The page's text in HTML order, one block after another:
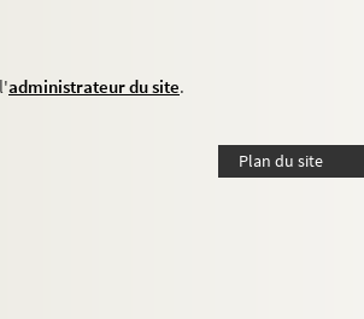
administrateur du site.
Plan du site